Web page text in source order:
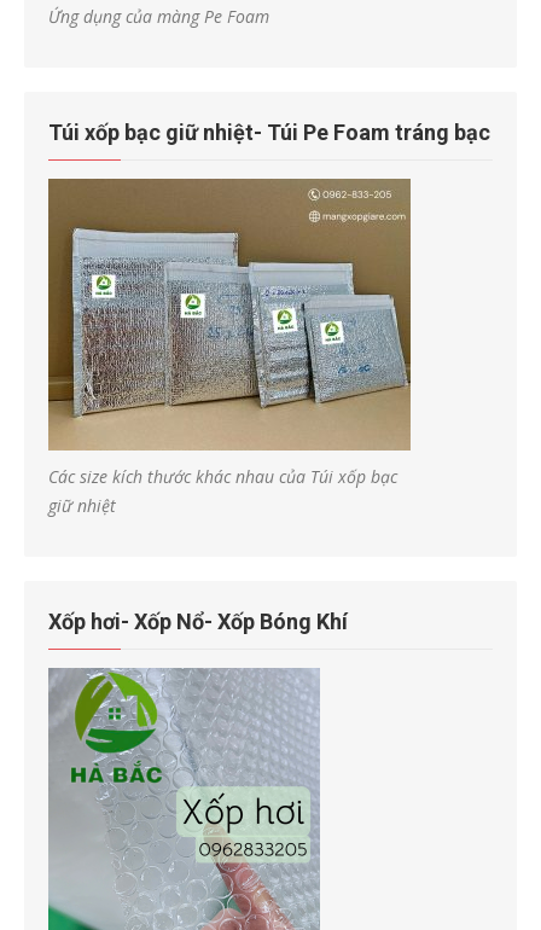
Ứng dụng của màng Pe Foam
Túi xốp bạc giữ nhiệt- Túi Pe Foam tráng bạc
Các size kích thước khác nhau của Túi xốp bạc
giữ nhiệt
Xốp hơi- Xốp Nổ- Xốp Bóng Khí